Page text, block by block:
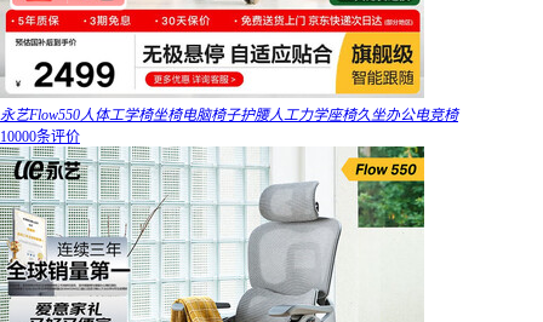
永艺Flow550人体工学椅坐椅电脑椅子护腰人工力学座椅久坐办公电竞椅
10000条评价